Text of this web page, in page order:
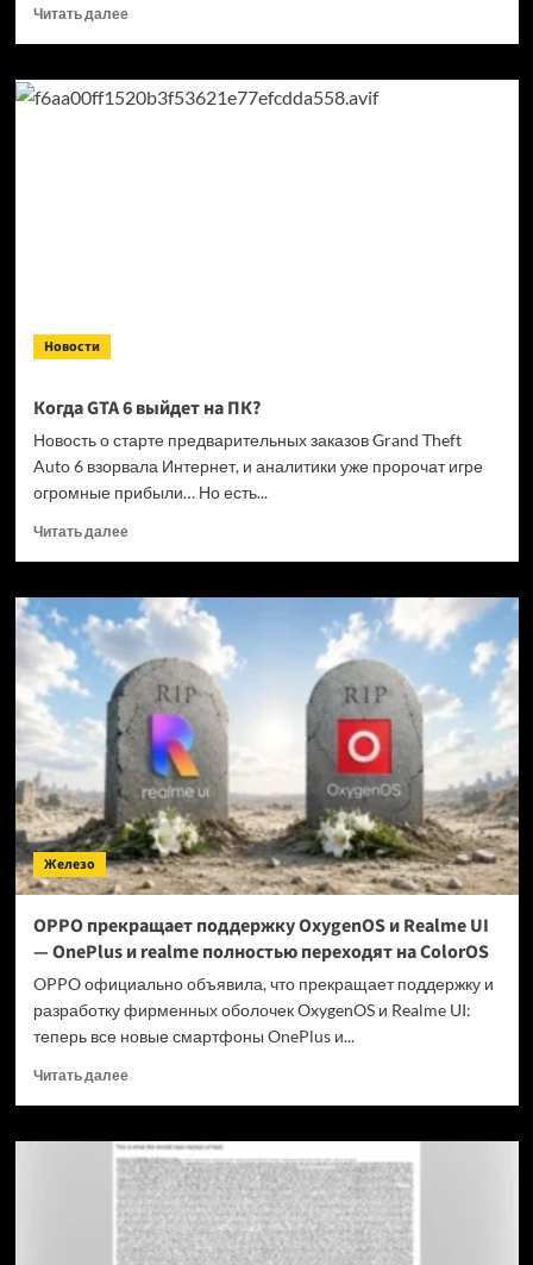
Читать далееПрочитать
Кандидат
в президенты
Новости
Когда GTA 6 выйдет на ПК?
Новость о старте предварительных заказов Grand Theft
Auto 6 взорвала Интернет, и аналитики уже пророчат игре
огромные прибыли… Но есть...
Читать далееПрочитать
Когда
GTA
на ПК?
Железо
OPPO прекращает поддержку OxygenOS и Realme UI
— OnePlus и realme полностью переходят на ColorOS
OPPO официально объявила, что прекращает поддержку и
разработку фирменных оболочек OxygenOS и Realme UI:
теперь все новые смартфоны OnePlus и...
Читать далееПрочитать
OPPO
прекращает
поддержку
OxygenOS
и
Realme